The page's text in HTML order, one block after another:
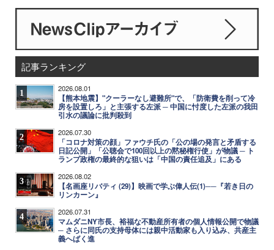
記事ランキング
1 2026.08.01
【熊本地震】"クーラーなし避難所"で、「防衛費を削って冷
房を設置しろ」と主張する左派 ─ 中国に忖度した左派の我田
引水の議論に批判殺到
2 2026.07.30
「コロナ対策の顔」ファウチ氏の「公の場の発言と矛盾する
日記公開」「公聴会で100回以上の黙秘権行使」が物議 ─ ト
ランプ政権の最終的な狙いは「中国の責任追及」にある
3 2026.08.02
【名画座リバティ (29)】映画で学ぶ偉人伝(1)──『若き日の
リンカーン』
4 2026.07.31
マムダニNY市長、裕福な不動産所有者の個人情報公開で物議
─ さらに同氏の支持母体には親中活動家も入り込み、共産主
義へばく進